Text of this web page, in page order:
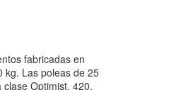
fabricadas en
kg. Las poleas de 25
Optimist, 420,